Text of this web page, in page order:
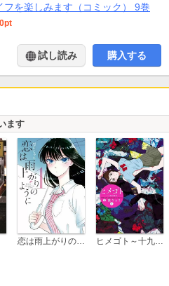
フを楽しみます（コミック） 9巻
試し読み 購入する
ます
ヒメゴト～十九歳の制服～